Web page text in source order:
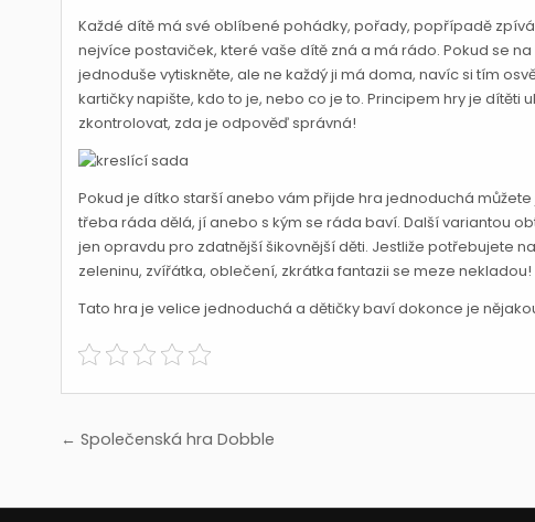
Každé dítě má své oblíbené pohádky, pořady, popřípadě
nejvíce postaviček, které vaše dítě zná a má rádo. Pokud se
jednoduše vytiskněte, ale ne každý ji má doma, navíc si tím
kartičky napište, kdo to je, nebo co je to. Principem hry je
zkontrolovat, zda je odpověď správná!
Pokud je dítko starší anebo vám přijde hra jednoduchá
třeba ráda dělá, jí anebo s kým se ráda baví. Další variantou
jen opravdu pro zdatnější šikovnější děti. Jestliže potřebujete
zeleninu, zvířátka, oblečení, zkrátka fantazii se meze nekladou!
Tato hra je velice jednoduchá a dětičky baví dokonce je
Navigace
příspěvek
← Společenská hra Dobble